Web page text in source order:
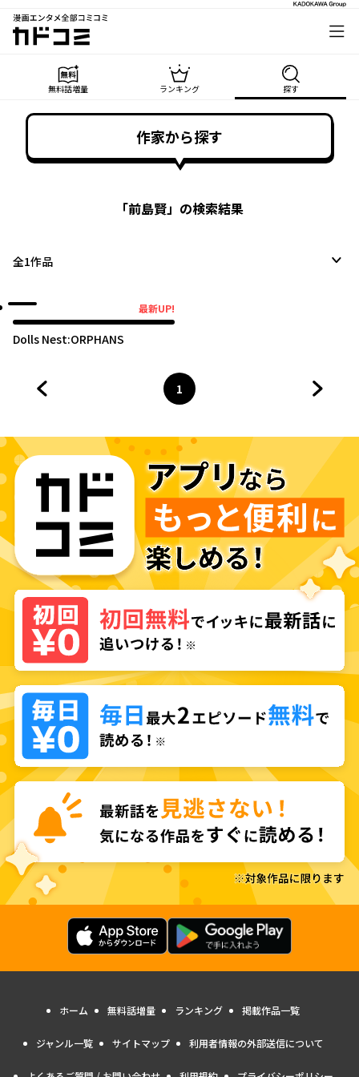
漫画エンタメ全部コミコミ
カドコミ
無料話増量 ランキング 探す
作家から探す
「前島賢」の検索結果
全1作品
最新UP!
Dolls Nest:ORPHANS
ページ
1
へ
ホーム 無料話増量 ランキング 掲載作品一覧
ジャンル一覧 サイトマップ 利用者情報の外部送信について